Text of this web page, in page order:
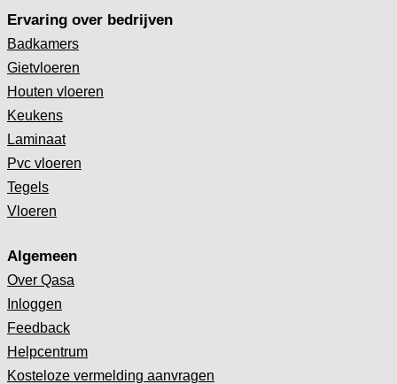
Ervaring over bedrijven
Badkamers
Gietvloeren
Houten vloeren
Keukens
Laminaat
Pvc vloeren
Tegels
Vloeren
Algemeen
Over Qasa
Inloggen
Feedback
Helpcentrum
Kosteloze vermelding aanvragen